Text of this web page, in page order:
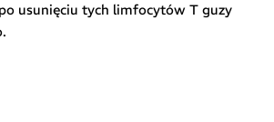
usunięciu tych limfocytów T guzy